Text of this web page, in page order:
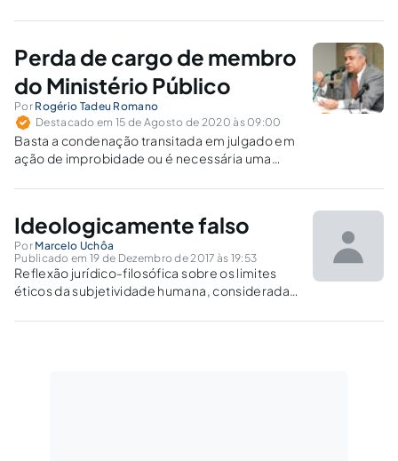
independência entre o MPF, por sua chefia, e o Executivo
Perda de cargo de membro
do Ministério Público
Por Rogério Tadeu Romano
Destacado em 15 de Agosto de 2020 às 09:00
Basta a condenação transitada em julgado em
ação de improbidade ou é necessária uma
Ministério Público de suas funções?
Ideologicamente falso
Por Marcelo Uchôa
Publicado em 19 de Dezembro de 2017 às 19:53
Reflexão jurídico-filosófica sobre os limites
éticos da subjetividade humana, considerada
paranaense de que os recibos de locação